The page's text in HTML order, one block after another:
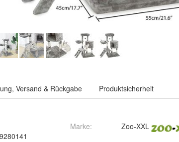
Versand & Rückgabe Produktsicherheit
Marke: Zoo-XXL